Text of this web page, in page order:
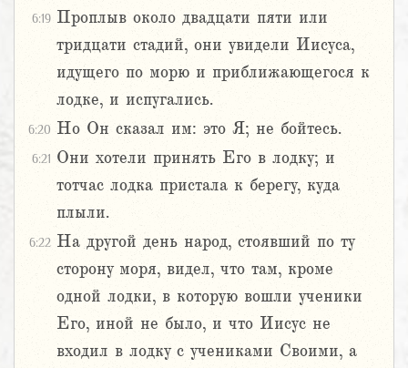
6:19 Проплыв около двадцати пяти или
тридцати стадий, они увидели Иисуса,
идущего по морю и приближающегося к
лодке, и испугались.
6:20 Но Он сказал им: это Я; не бойтесь.
6:21 Они хотели принять Его в лодку; и
тотчас лодка пристала к берегу, куда
плыли.
6:22 На другой день народ, стоявший по ту
сторону моря, видел, что там, кроме
одной лодки, в которую вошли ученики
Его, иной не было, и что Иисус не
входил в лодку с учениками Своими, а